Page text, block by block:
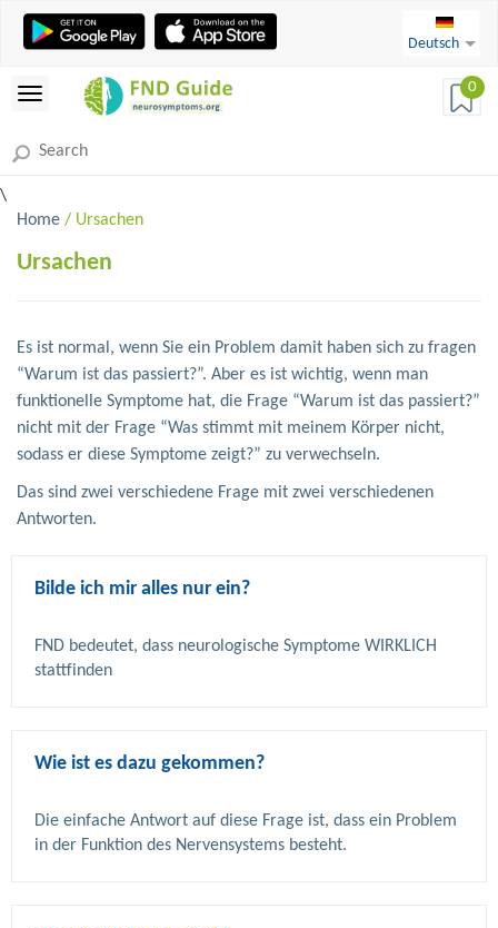
Deutsch
0
\
Home / Ursachen
Ursachen
Es ist normal, wenn Sie ein Problem damit haben sich zu fragen
“Warum ist das passiert?”. Aber es ist wichtig, wenn man
funktionelle Symptome hat, die Frage “Warum ist das passiert?”
nicht mit der Frage “Was stimmt mit meinem Körper nicht,
sodass er diese Symptome zeigt?” zu verwechseln.
Das sind zwei verschiedene Frage mit zwei verschiedenen
Antworten.
Bilde ich mir alles nur ein?
FND bedeutet, dass neurologische Symptome WIRKLICH
Wie ist es dazu gekommen?
Die einfache Antwort auf diese Frage ist, dass ein Problem